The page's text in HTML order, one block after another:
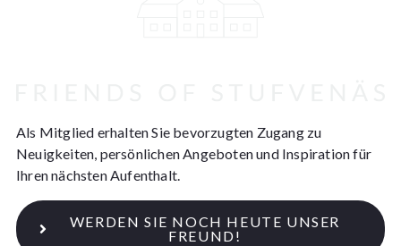
Als Mitglied erhalten Sie bevorzugten Zugang zu
Neuigkeiten, persönlichen Angeboten und Inspiration für
Ihren nächsten Aufenthalt.
WERDEN SIE NOCH HEUTE UNSER
FREUND!